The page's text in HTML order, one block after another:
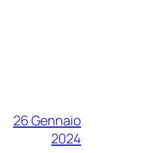
26 Gennaio
2024